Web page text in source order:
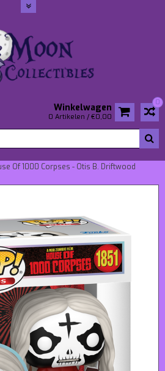
0
Winkelwagen
0 Artikelen / €0,00
Of 1000 Corpses - Otis B. Driftwood